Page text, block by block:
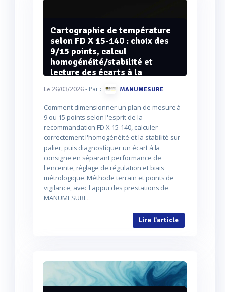
Cartographie de température
selon FD X 15-140 : choix des
9/15 points, calcul
homogénéité/stabilité et
lecture des écarts à la
Le 26/03/2026- Par : MANUMESURE
Comment dimensionner un plan de mesure à
9 ou 15 points selon l'esprit de la
recommandation FD X 15-140, calculer
correctement l'homogénéité et la stabilité sur
palier, puis diagnostiquer un écart à la
consigne en séparant performance de
l'enceinte, réglage de régulation et biais
métrologique. Méthode terrain et points de
vigilance, avec l'appui des prestations de
MANUMESURE.
Lire l'article